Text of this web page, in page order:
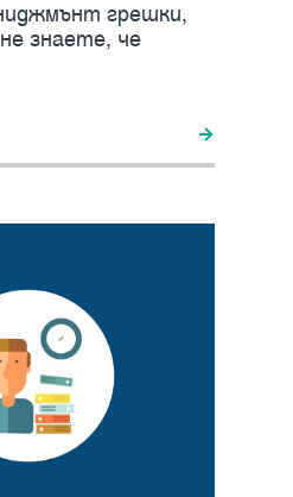
грешки,
знаете, че